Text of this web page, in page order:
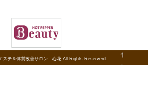
ステ＆体質改善サロン 心花 All Rights Reserverd. PAGE TOP